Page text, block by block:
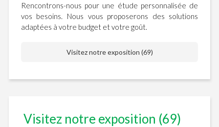
Rencontrons-nous pour une étude personnalisée de
vos besoins. Nous vous proposerons des solutions
adaptées à votre budget et votre goût.
Visitez notre exposition (69)
Visitez notre exposition (69)